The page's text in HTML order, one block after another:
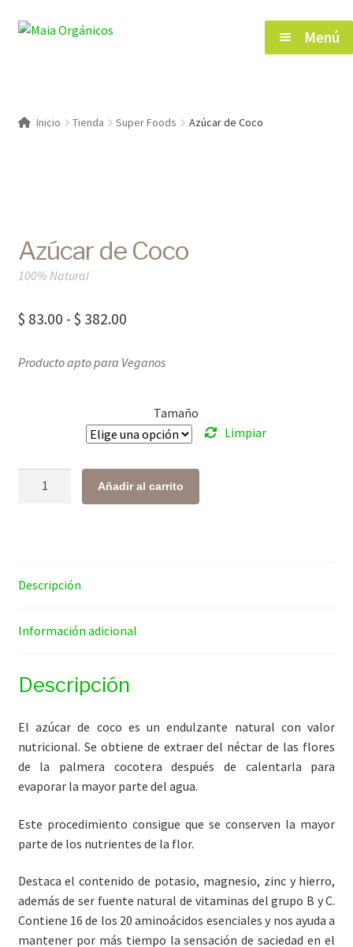
Saltar
Ir
Menú
Blog
Inicio Tienda Super Foods Azúcar de Coco
Azúcar de Coco
100% Natural
$ 83.00 - $ 382.00Rango
precios:
$ 83.00
hasta
$ 382.00
Producto apto para Veganos
Tamaño
Limpiar
Añadir al carrito
Descripción
Información adicional
Descripción
El azúcar de coco es un endulzante natural con valor
nutricional. Se obtiene de extraer del néctar de las flores
de la palmera cocotera después de calentarla para
evaporar la mayor parte del agua.
Este procedimiento consigue que se conserven la mayor
parte de los nutrientes de la flor.
Destaca el contenido de potasio, magnesio, zinc y hierro,
además de ser fuente natural de vitaminas del grupo B y C.
Contiene 16 de los 20 aminoácidos esenciales y nos ayuda a
mantener por más tiempo la sensación de saciedad en el